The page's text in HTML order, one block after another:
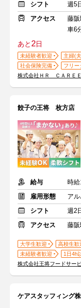
シフト
週5
アクセス
藤阪
車6
あと2日
未経験者歓迎 主婦(
社会保険完備
フリー
株式会社ＨＲ ＣＡＲＥ
餃子の王将 枚方店
給与
時
雇用形態
ア
シフト
週2
アクセス
藤阪
大学生歓迎 高校生歓
未経験者歓迎
1日4h
株式会社王将フードサー
ケアスタッフィング